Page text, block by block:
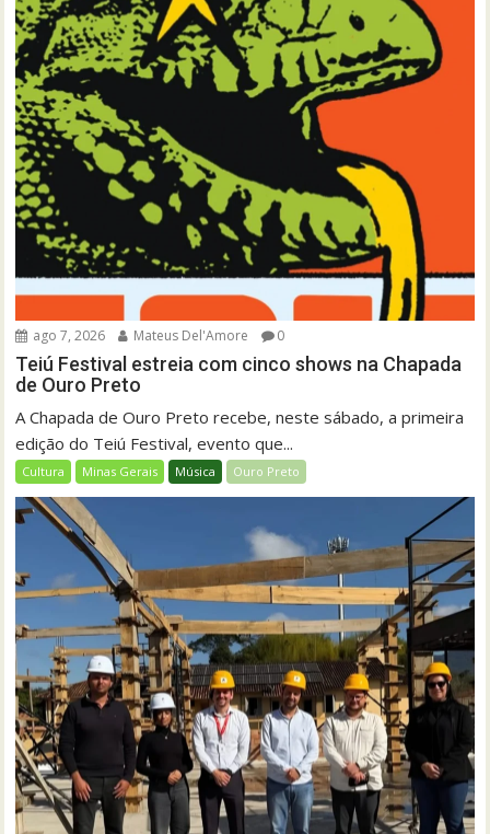
ago 7, 2026 Mateus Del'Amore 0
Teiú Festival estreia com cinco shows na Chapada
de Ouro Preto
A Chapada de Ouro Preto recebe, neste sábado, a primeira
edição do Teiú Festival, evento que...
Cultura Minas Gerais Música Ouro Preto